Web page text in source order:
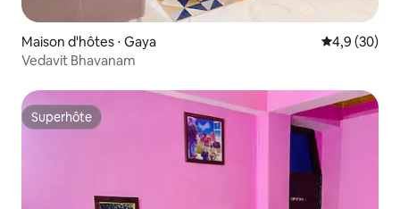
Maison d'hôtes ⋅ Gaya Évaluation
4,9 (30)
Vedavit Bhavanam
Superhôte
Superhôte